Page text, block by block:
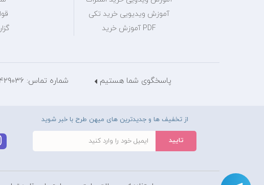
آموزش ویدیویی خرید تکی
PDF آموزش خرید
پاسخگوی شما هستیم شماره تماس: 28429036 - 021
از تخفیف ها و جدیدترین های میهن طرح با خبر شوید